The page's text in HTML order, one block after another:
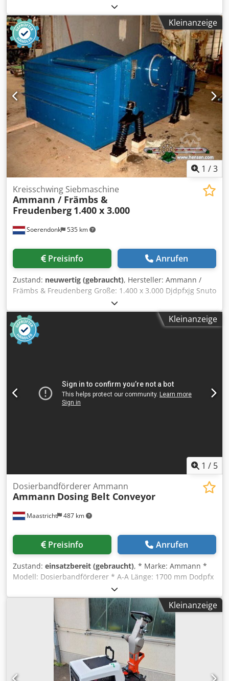
Dcedpfx Abezq Szrs Njk Abzugsband Förderband 12 m mit
Gurt 650mm
Kleinanzeige
1 /3
Soerendonk 535 km
Kreisschwing Siebmaschine
Ammann / Främbs &
Freudenberg 1.400 x 3.000
Preisinfo Anrufen
Zustand: neuwertig (gebraucht), Hersteller: Ammann /
Främbs & Freudenberg Große: 1.400 x 3.000 Djdpfxjg Snuto
Ab Nsck Inklusive: – Antrieb – Gelenkwellen –
Federelemente Siebmaschine is überholt, gestrahlt und
lackiert.
Kleinanzeige
1 / 5
Maastricht 487 km
Dosierbandförderer Ammann
Ammann Dosing Belt Conveyor
Preisinfo Anrufen
Zustand: einsatzbereit (gebraucht), * Marke: Ammann *
Modell: Dosierbandförderer * A-A Länge: 1700 mm Dodpfx
Abeywm I Ne Njck * Bandbreite: 650 mm * Antrieb: 1,5 kW
Getriebemotor * Auf Lager: 6 Stück.
Kleinanzeige